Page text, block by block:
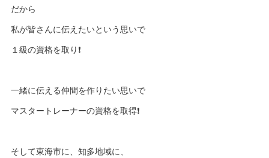
だから
私が皆さんに伝えたいという思いで
１級の資格を取り❗️
一緒に伝える仲間を作りたい思いで
マスタートレーナーの資格を取得❗️
そして東海市に、知多地域に、